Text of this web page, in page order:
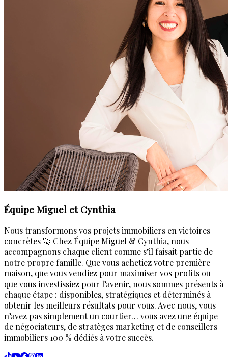
Équipe Miguel et Cynthia
Nous transformons vos projets immobiliers en victoires
concrètes 🚀 Chez Équipe Miguel & Cynthia, nous
accompagnons chaque client comme s’il faisait partie de
notre propre famille. Que vous achetiez votre première
maison, que vous vendiez pour maximiser vos profits ou
que vous investissiez pour l’avenir, nous sommes présents à
chaque étape : disponibles, stratégiques et déterminés à
obtenir les meilleurs résultats pour vous. Avec nous, vous
n’avez pas simplement un courtier… vous avez une équipe
de négociateurs, de stratèges marketing et de conseillers
immobiliers 100 % dédiés à votre succès.